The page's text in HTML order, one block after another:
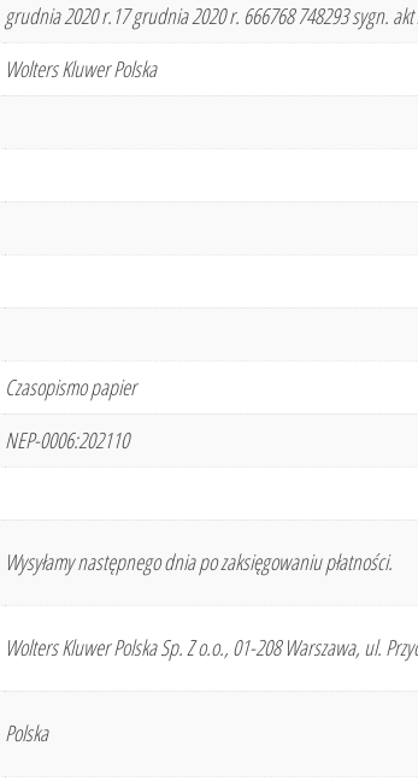
grudnia 2020 r.17 grudnia 2020 r. 666768 748293 sygn.
Wolters Kluwer Polska
Czasopismo papier
NEP-0006:202110
Wysyłamy następnego dnia po zaksięgowaniu płatności.
Wolters Kluwer Polska Sp. Z o.o., 01-208 Warszawa, ul.
Polska